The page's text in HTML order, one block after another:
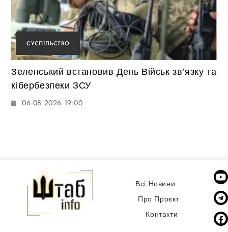
СУСПІЛЬСТВО
Зеленський встановив День Військ зв’язку та
кібербезпеки ЗСУ
06.08.2026 19:00
Всі Новини
Про Проєкт
Контакти